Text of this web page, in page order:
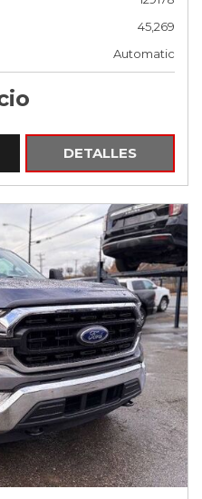
45,269
Automatic
DETALLES